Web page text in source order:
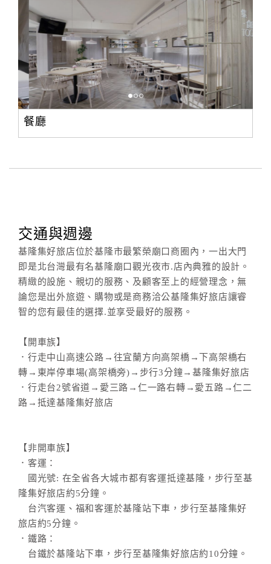
餐廳
交通與週邊
基隆集好旅店位於基隆市最繁榮廟口商圈內，一出大門
即是北台灣最有名基隆廟口觀光夜市.店內典雅的設計。
精緻的設施、親切的服務、及顧客至上的經營理念，無
論您是出外旅遊、購物或是商務洽公基隆集好旅店讓睿
智的您有最佳的選擇.並享受最好的服務。
【開車族】
．行走中山高速公路→往宜蘭方向高架橋→下高架橋右
轉→東岸停車場(高架橋旁)→步行3分鐘→基隆集好旅店
．行走台2號省道→愛三路→仁一路右轉→愛五路→仁二
路→抵達基隆集好旅店
【非開車族】
．客運：
國光號: 在全省各大城市都有客運抵達基隆，步行至基
隆集好旅店約5分鐘。
台汽客運、福和客運於基隆站下車，步行至基隆集好
旅店約5分鐘。
．鐵路：
台鐵於基隆站下車，步行至基隆集好旅店約10分鐘。